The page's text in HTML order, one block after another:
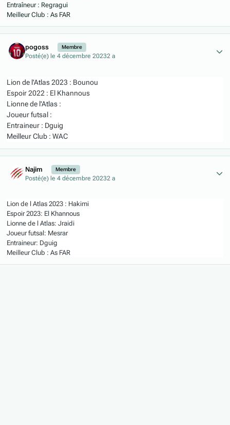
Entraîneur : Regragui
Meilleur Club : As FAR
pogoss Membre
Posté(e) le 4 décembre 20232 a
Lion de l'Atlas 2023 : Bounou
Espoir 2022 : El Khannous
Lionne de l'Atlas :
Joueur futsal :
Entraineur : Dguig
Meilleur Club : WAC
Najim Membre
Posté(e) le 4 décembre 20232 a
Lion de l Atlas 2023 : Hakimi
Espoir 2023: El Khannous
Lionne de l Atlas: Jraidi
Joueur futsal: Mesrar
Entraineur: Dguig
Meilleur Club : As FAR